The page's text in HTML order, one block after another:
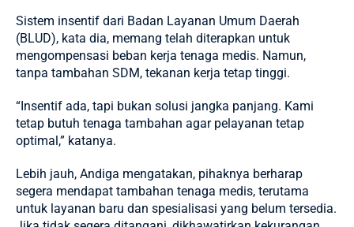
Sistem insentif dari Badan Layanan Umum Daerah
(BLUD), kata dia, memang telah diterapkan untuk
mengompensasi beban kerja tenaga medis. Namun,
tanpa tambahan SDM, tekanan kerja tetap tinggi.
“Insentif ada, tapi bukan solusi jangka panjang. Kami
tetap butuh tenaga tambahan agar pelayanan tetap
optimal,” katanya.
Lebih jauh, Andiga mengatakan, pihaknya berharap
segera mendapat tambahan tenaga medis, terutama
untuk layanan baru dan spesialisasi yang belum tersedia.